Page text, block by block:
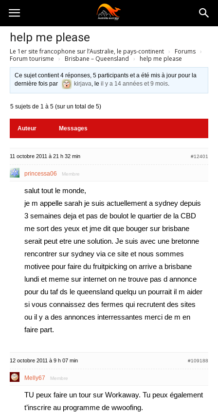
Australia-
australie.com
help me please
Le 1er site francophone sur l’Australie, le pays-continent › Forums ›
Forum tourisme › Brisbane – Queensland › help me please
Ce sujet contient 4 réponses, 5 participants et a été mis à jour pour la
dernière fois par
kirjava, leil y a 14 années et 9 mois.
5 sujets de 1 à 5 (sur un total de 5)
Auteur Messages
11 octobre 2011 à 21 h 32 min #12401
princessa06 Membre
salut tout le monde,
je m appelle sarah je suis actuellement a sydney depuis
3 semaines deja et pas de boulot le quartier de la CBD
me sort des yeux et jme dit que bouger sur brisbane
serait peut etre une solution. Je suis avec une bretonne
rencontrer sur sydney via ce site et nous sommes
motivee pour faire du fruitpicking on arrive a brisbane
lundi et meme sur internet on ne trouve pas d annonce
pour du taf ds le queensland quelqu un pourrait il m aider
si vous connaissez des fermes qui recrutent des sites
ou il y a des annonces interressantes merci de m en
faire part.
12 octobre 2011 à 9 h 07 min #109188
Melly67 Membre
TU peux faire un tour sur Workaway. Tu peux également
t’inscrire au programme de wwoofing.